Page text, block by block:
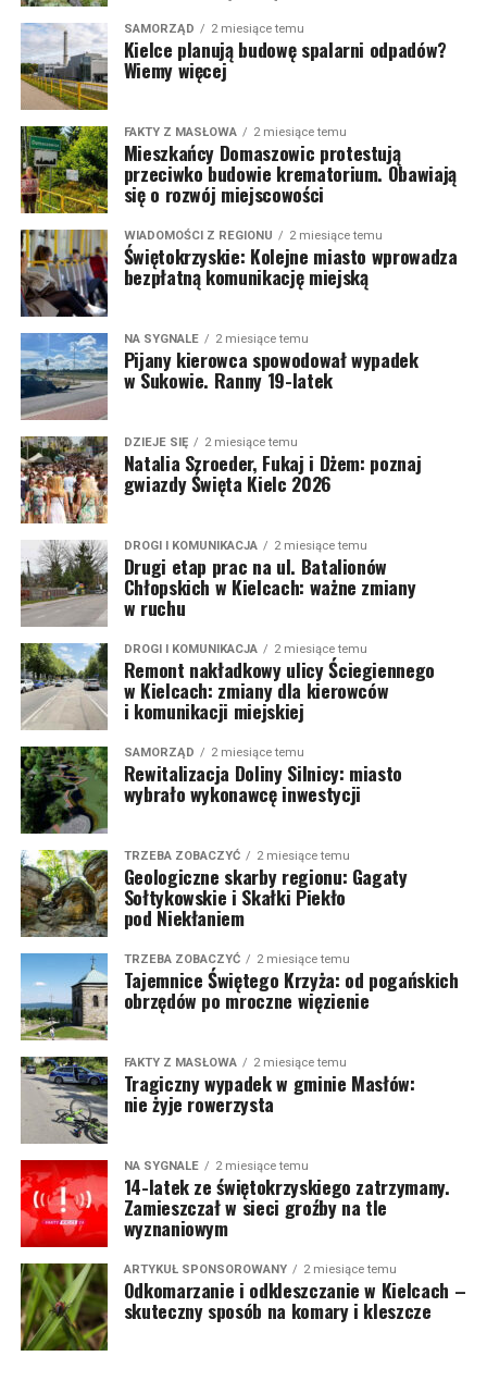
SAMORZĄD 2 miesiące temu
Kielce planują budowę spalarni odpadów?
Wiemy więcej
FAKTY Z MASŁOWA 2 miesiące temu
Mieszkańcy Domaszowic protestują
przeciwko budowie krematorium. Obawiają
się o rozwój miejscowości
WIADOMOŚCI Z REGIONU 2 miesiące temu
Świętokrzyskie: Kolejne miasto wprowadza
bezpłatną komunikację miejską
NA SYGNALE 2 miesiące temu
Pijany kierowca spowodował wypadek
w Sukowie. Ranny 19-latek
DZIEJE SIĘ 2 miesiące temu
Natalia Szroeder, Fukaj i Dżem: poznaj
gwiazdy Święta Kielc 2026
DROGI I KOMUNIKACJA 2 miesiące temu
Drugi etap prac na ul. Batalionów
Chłopskich w Kielcach: ważne zmiany
w ruchu
DROGI I KOMUNIKACJA 2 miesiące temu
Remont nakładkowy ulicy Ściegiennego
w Kielcach: zmiany dla kierowców
i komunikacji miejskiej
SAMORZĄD 2 miesiące temu
Rewitalizacja Doliny Silnicy: miasto
wybrało wykonawcę inwestycji
TRZEBA ZOBACZYĆ 2 miesiące temu
Geologiczne skarby regionu: Gagaty
Sołtykowskie i Skałki Piekło
pod Niekłaniem
TRZEBA ZOBACZYĆ 2 miesiące temu
Tajemnice Świętego Krzyża: od pogańskich
obrzędów po mroczne więzienie
FAKTY Z MASŁOWA 2 miesiące temu
Tragiczny wypadek w gminie Masłów:
nie żyje rowerzysta
NA SYGNALE 2 miesiące temu
14-latek ze świętokrzyskiego zatrzymany.
Zamieszczał w sieci groźby na tle
wyznaniowym
ARTYKUŁ SPONSOROWANY 2 miesiące temu
Odkomarzanie i odkleszczanie w Kielcach –
skuteczny sposób na komary i kleszcze